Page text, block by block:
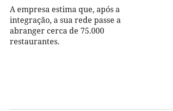
A empresa estima que, após a
integração, a sua rede passe a
abranger cerca de 75.000
restaurantes.